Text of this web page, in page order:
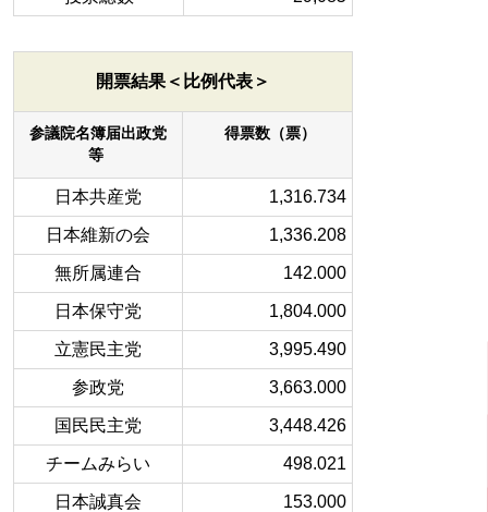
開票結果＜比例代表＞
参議院名簿届出政党
等
得票数（票）
日本共産党 1,316.734
日本維新の会 1,336.208
無所属連合 142.000
日本保守党 1,804.000
立憲民主党 3,995.490
参政党 3,663.000
国民民主党 3,448.426
チームみらい 498.021
日本誠真会 153.000